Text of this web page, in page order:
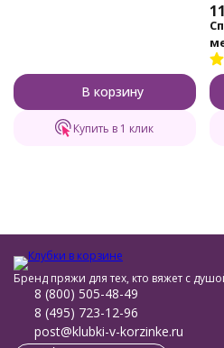
В корзину
Купить в 1 клик
Бренд пряжи для тех, кто вяжет с
8 (800) 505-48-49
8 (495) 723-12-96
post@klubki-v-korzinke.ru